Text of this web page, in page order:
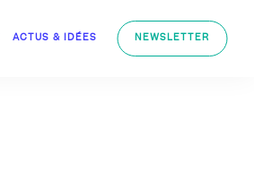
ACTUS & IDÉES NEWSLETTER